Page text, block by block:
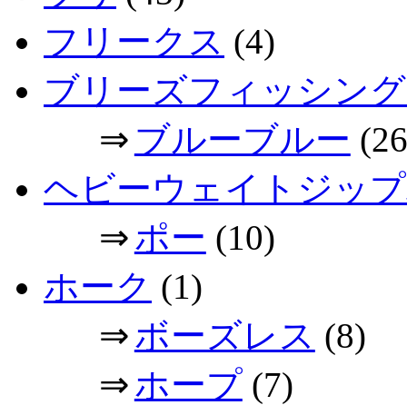
フリークス (4)
ブリーズフィッシン
⇒ ブルーブルー
ヘビーウェイトジッ
⇒ポー (10)
ホーク (1)
⇒ボーズレス (8)
⇒ホープ(7)